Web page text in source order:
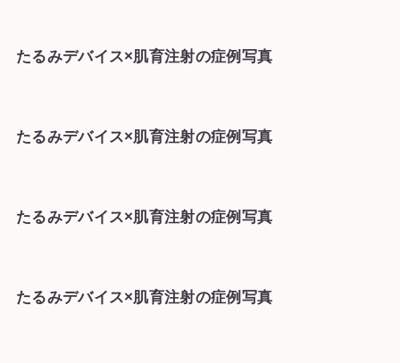
たるみデバイス×肌育注射の症例写真
たるみデバイス×肌育注射の症例写真
たるみデバイス×肌育注射の症例写真
たるみデバイス×肌育注射の症例写真